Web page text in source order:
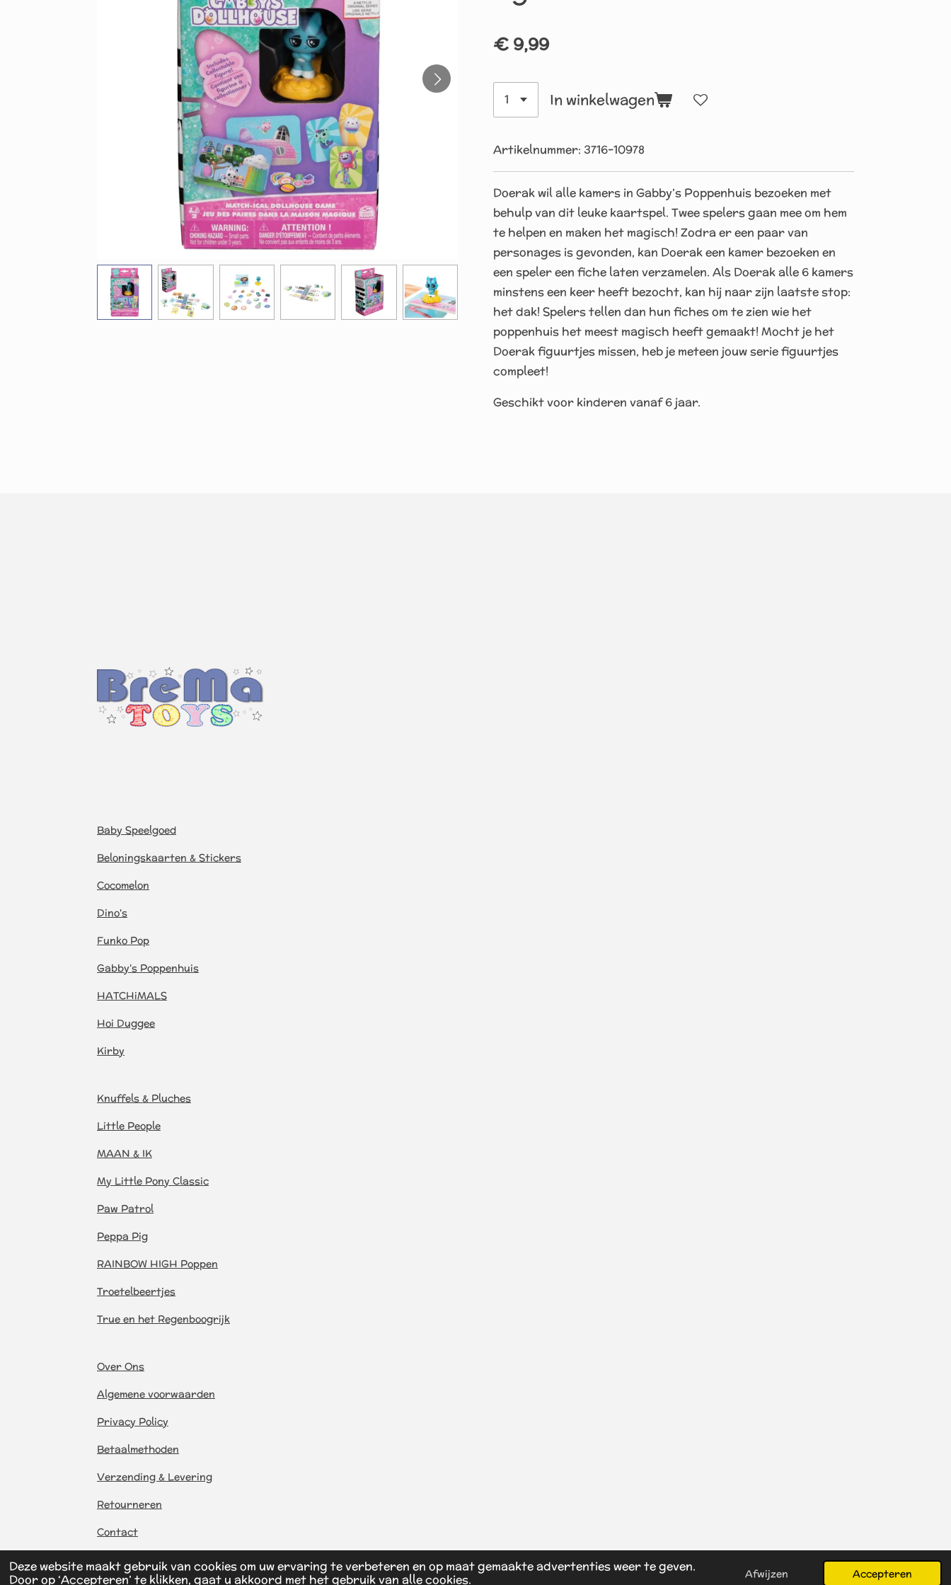
Deze website maakt gebruik van cookies om uw ervaring te verbeteren en op maat gemaakte advertenties weer te geven.
Door op ‘Accepteren’ te klikken, gaat u akkoord met het gebruik van alle cookies.
Afwijzen Accepteren
€ 9,99
In winkelwagen
Artikelnummer: 3716-10978
Doerak wil alle kamers in Gabby’s Poppenhuis bezoeken met
behulp van dit leuke kaartspel. Twee spelers gaan mee om hem
te helpen en maken het magisch! Zodra er een paar van
personages is gevonden, kan Doerak een kamer bezoeken en
een speler een fiche laten verzamelen. Als Doerak alle 6 kamers
minstens een keer heeft bezocht, kan hij naar zijn laatste stop:
het dak! Spelers tellen dan hun fiches om te zien wie het
poppenhuis het meest magisch heeft gemaakt! Mocht je het
Doerak figuurtjes missen, heb je meteen jouw serie figuurtjes
compleet!
Geschikt voor kinderen vanaf 6 jaar.
Baby Speelgoed
Beloningskaarten & Stickers
Cocomelon
Dino's
Funko Pop
Gabby's Poppenhuis
HATCHiMALS
Hoi Duggee
Kirby
Knuffels & Pluches
Little People
MAAN & IK
My Little Pony Classic
Paw Patrol
Peppa Pig
RAINBOW HIGH Poppen
Troetelbeertjes
True en het Regenboogrijk
Over Ons
Algemene voorwaarden
Privacy Policy
Betaalmethoden
Verzending & Levering
Retourneren
Contact